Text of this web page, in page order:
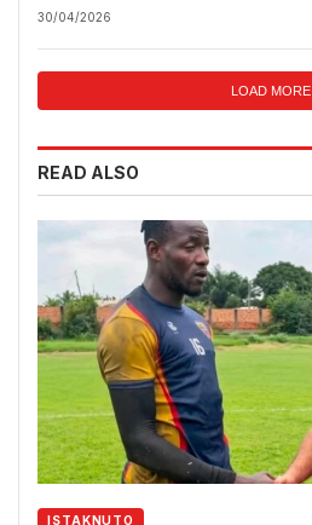
30/04/2026
LOAD MORE
READ ALSO
ISTAKNUTO